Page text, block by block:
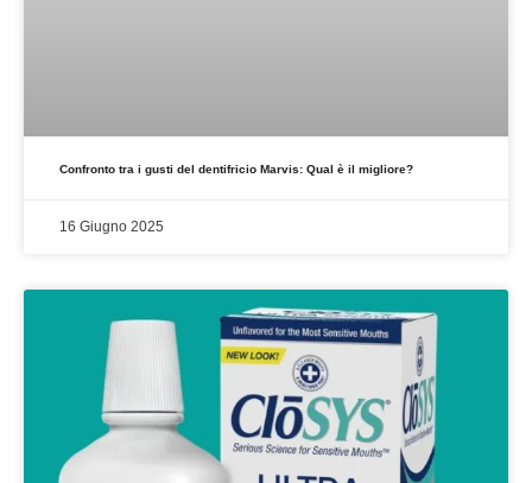
Confronto tra i gusti del dentifricio Marvis: Qual è il migliore?
16 Giugno 2025